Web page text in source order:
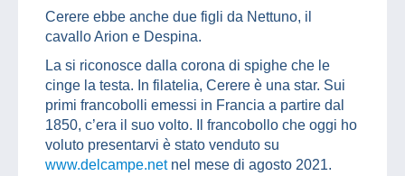
Cerere ebbe anche due figli da Nettuno, il
cavallo Arion e Despina.
La si riconosce dalla corona di spighe che le
cinge la testa. In filatelia, Cerere è una star. Sui
primi francobolli emessi in Francia a partire dal
1850, c’era il suo volto. Il francobollo che oggi ho
voluto presentarvi è stato venduto su
www.delcampe.netnel mese di agosto 2021.